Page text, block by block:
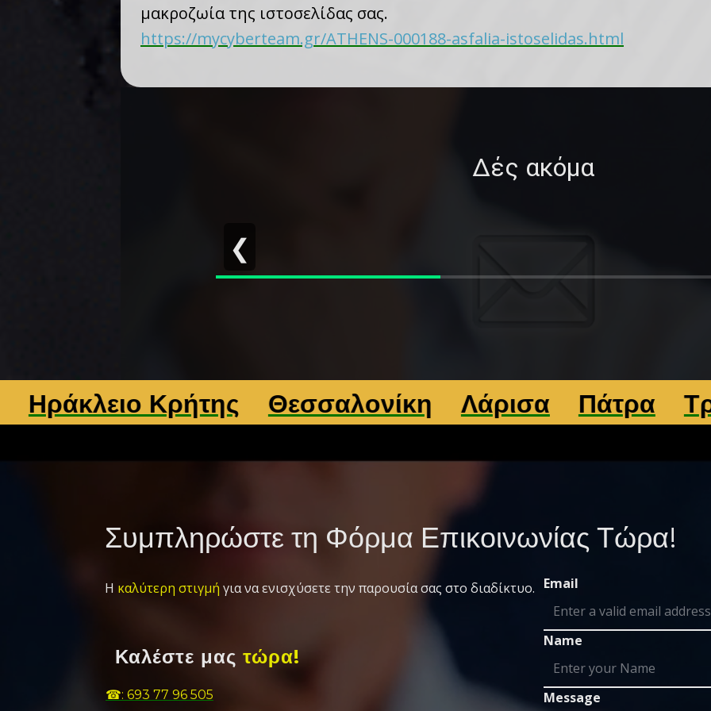
μακροζωία της ιστοσελίδας σας.
https://mycyberteam.gr/ATHENS-000188-asfalia-istoselidas.html
Δές ακόμα
❮
Κρήτης Θεσσαλονίκη Λάρισα Πάτρα Τρίκαλα
Συμπληρώστε τη Φόρμα Επικοινωνίας Τώρα!
Η καλύτερη στιγμή για να ενισχύσετε την παρουσία σας στο διαδίκτυο.
Καλέστε μας τώρα!
☎: 693 77 96 505
Email
Name
Message